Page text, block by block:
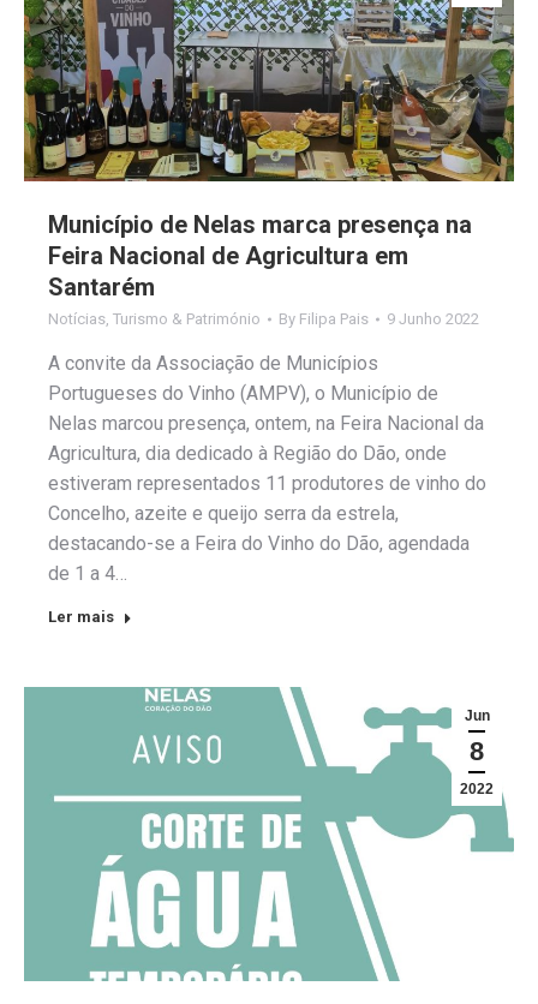
Município de Nelas marca presença na
Feira Nacional de Agricultura em
Santarém
Notícias Turismo & Património By Filipa Pais 9 Junho 2022
A convite da Associação de Municípios
Portugueses do Vinho (AMPV), o Município de
Nelas marcou presença, ontem, na Feira Nacional da
Agricultura, dia dedicado à Região do Dão, onde
estiveram representados 11 produtores de vinho do
Concelho, azeite e queijo serra da estrela,
destacando-se a Feira do Vinho do Dão, agendada
de 1 a 4…
Ler mais
Jun
8
2022